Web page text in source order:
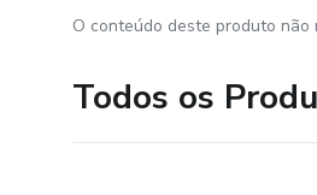
O conteúdo deste produto não
Todos os